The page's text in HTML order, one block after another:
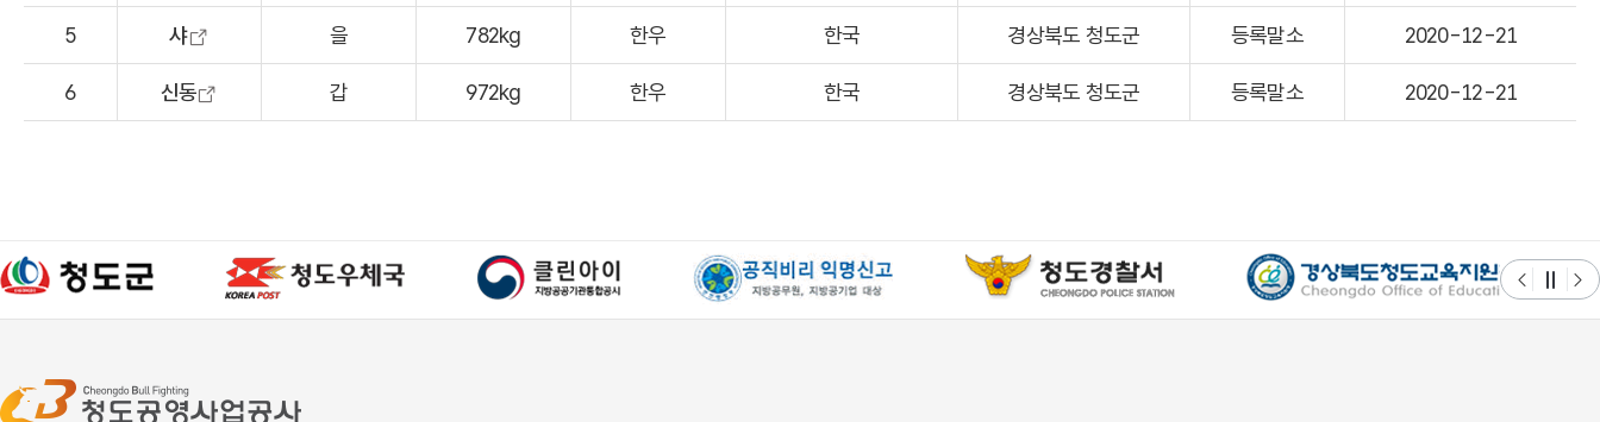
5 샤 을 782kg 한우 한국 경상북도 청도군 등록말소 2020-12-21
6 신동 갑 972kg 한우 한국 경상북도 청도군 등록말소 2020-12-21